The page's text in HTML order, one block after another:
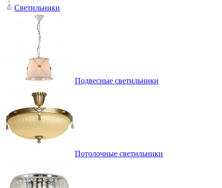
Светильники
Подвесные светильники
Потолочные светильники